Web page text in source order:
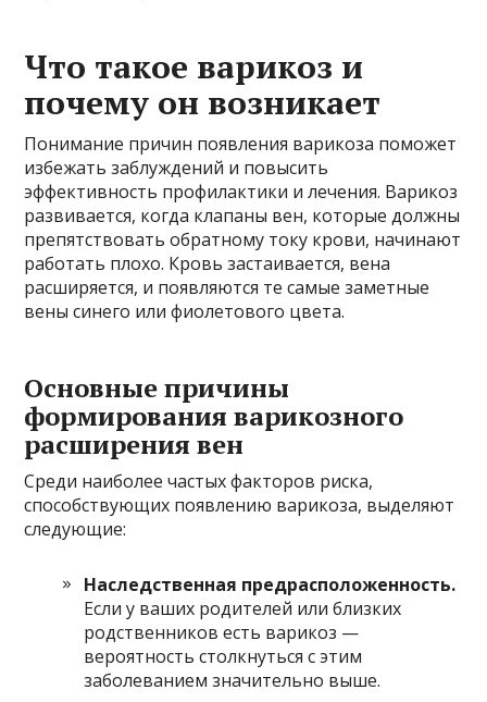
Что такое варикоз и
почему он возникает
Понимание причин появления варикоза поможет
избежать заблуждений и повысить
эффективность профилактики и лечения. Варикоз
развивается, когда клапаны вен, которые должны
препятствовать обратному току крови, начинают
работать плохо. Кровь застаивается, вена
расширяется, и появляются те самые заметные
вены синего или фиолетового цвета.
Основные причины
формирования варикозного
расширения вен
Среди наиболее частых факторов риска,
способствующих появлению варикоза, выделяют
следующие:
Наследственная предрасположенность.
Если у ваших родителей или близких
родственников есть варикоз —
вероятность столкнуться с этим
заболеванием значительно выше.